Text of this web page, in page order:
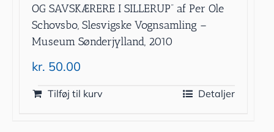
OG SAVSKÆRERE I SILLERUP” af Per Ole
Schovsbo, Slesvigske Vognsamling –
Museum Sønderjylland, 2010
kr. 50.00
Tilføj til kurv Detaljer